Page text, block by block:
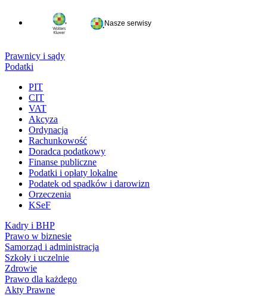
Nasze serwisy
Prawnicy i sądy
Podatki
PIT
CIT
VAT
Akcyza
Ordynacja
Rachunkowość
Doradca podatkowy
Finanse publiczne
Podatki i opłaty lokalne
Podatek od spadków i darowizn
Orzeczenia
KSeF
Kadry i BHP
Prawo w biznesie
Samorząd i administracja
Szkoły i uczelnie
Zdrowie
Prawo dla każdego
Akty Prawne